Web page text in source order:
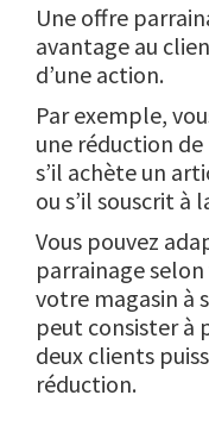
Une offre
avantage au
d’une action.
Par exemple,
une réduction
s’il achète un
ou s’il souscrit à
Vous pouvez
parrainage
votre magasin à
peut consister à
deux clients
réduction.